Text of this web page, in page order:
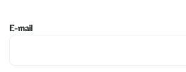
E-mail